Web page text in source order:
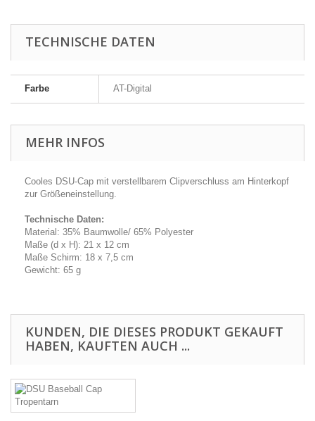
TECHNISCHE DATEN
Farbe AT-Digital
MEHR INFOS
Cooles DSU-Cap mit verstellbarem Clipverschluss am Hinterkopf
zur Größeneinstellung.
Technische Daten:
Material: 35% Baumwolle/ 65% Polyester
Maße (d x H): 21 x 12 cm
Maße Schirm: 18 x 7,5 cm
Gewicht: 65 g
KUNDEN, DIE DIESES PRODUKT GEKAUFT
HABEN, KAUFTEN AUCH ...